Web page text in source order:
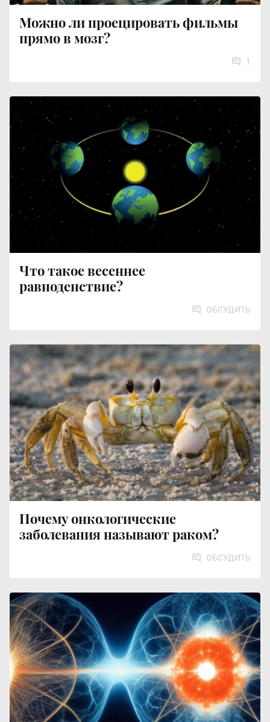
Можно ли проецировать фильмы
прямо в мозг?
1
Что такое весеннее
равноденствие?
ОБСУДИТЬ
Почему онкологические
заболевания называют раком?
ОБСУДИТЬ